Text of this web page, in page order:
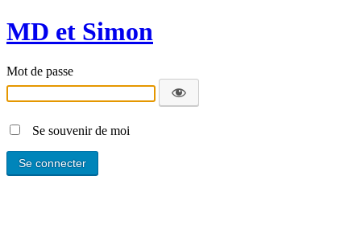
MD et Simon
Mot de passe
Se souvenir de moi